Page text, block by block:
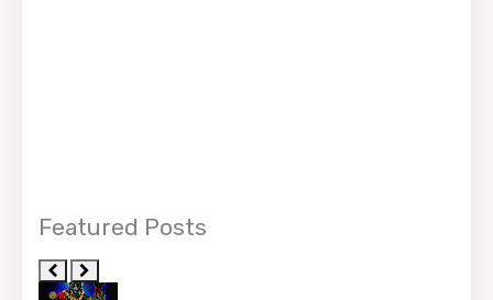
Featured Posts